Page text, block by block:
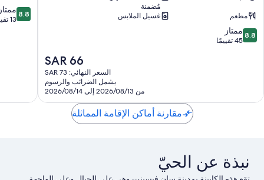
كوتيدجز
بورت
بارتون
مُضمنة
مطعم
غسيل الملابس
8.8
من
8.8 ممتاز
45 تقييمًا
السعر
الحالي
هو
SAR
66
SAR 66
السعر النهائي: SAR 73
يشمل الضرائب والرسوم
من 2026/08/13 إلى 2026/08/14
Vicente
8.8
من
8.8
13 تقييمًا
مقارنة أماكن الإقامة المماثلة
نبذة عن الحيّ